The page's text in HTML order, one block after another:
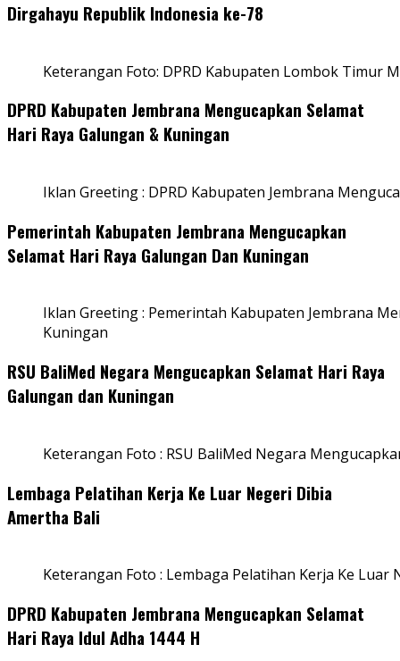
Dirgahayu Republik Indonesia ke-78
Keterangan Foto: DPRD Kabupaten Lombok Timur
DPRD Kabupaten Jembrana Mengucapkan Selamat
Hari Raya Galungan & Kuningan
Iklan Greeting : DPRD Kabupaten Jembrana
Pemerintah Kabupaten Jembrana Mengucapkan
Selamat Hari Raya Galungan Dan Kuningan
Iklan Greeting : Pemerintah Kabupaten Jembrana
Kuningan
RSU BaliMed Negara Mengucapkan Selamat Hari Raya
Galungan dan Kuningan
Keterangan Foto : RSU BaliMed Negara
Lembaga Pelatihan Kerja Ke Luar Negeri Dibia
Amertha Bali
Keterangan Foto : Lembaga Pelatihan Kerja Ke Luar
DPRD Kabupaten Jembrana Mengucapkan Selamat
Hari Raya Idul Adha 1444 H